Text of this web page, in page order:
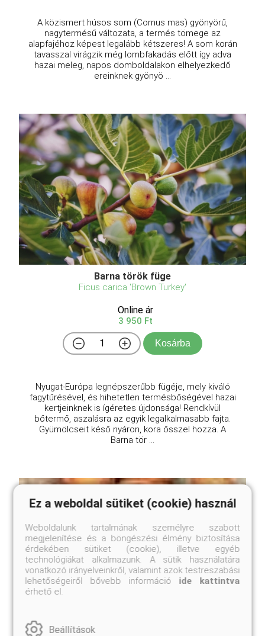
A közismert húsos som (Cornus mas) gyönyörű,
nagytermésű változata, a termés tömege az
alapfajéhoz képest legalább kétszeres! A som korán
tavasszal virágzik még lombfakadás előtt így adva
hazai meleg, napos domboldalakon elhelyezkedő
ereinknek gyönyö ...
Barna török füge
Ficus carica 'Brown Turkey'
Online ár
3 950 Ft
Kosárba
Nyugat-Európa legnépszerűbb fügéje, mely kiváló
fagytűrésével, és hihetetlen termésbőségével hazai
kertjeinknek is ígéretes újdonsága! Rendkívül
bőtermő, aszalásra az egyik legalkalmasabb fajta.
Gyümölcseit késő nyáron, kora ősszel hozza. A
Barna tör ...
Ez a weboldal sütiket (cookie) használ
Weboldalunk tartalmának személyre szabott
megjelenítése és a böngészési élmény biztosítása
érdekében sütiket (cookie), illetve egyéb
technológiákat alkalmazunk. A sütik használatára
vonatkozó irányelveinkről, valamint azok testreszabási
lehetőségeiről bővebb információ ide kattintva
érhető el.
Beállítások